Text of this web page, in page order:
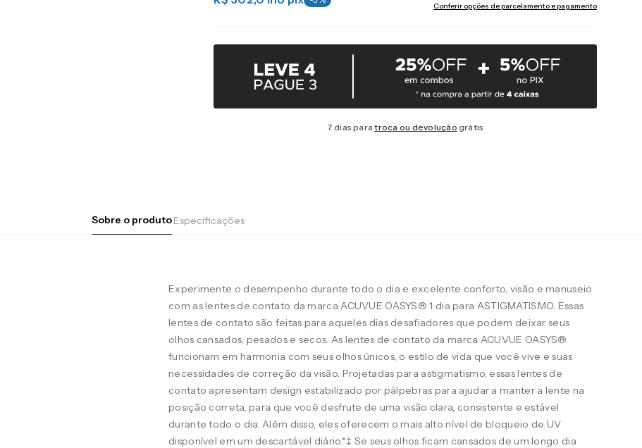
Conferir opções de parcelamento e pagamento
7 dias paratroca ou devolução grátis
Sobre o produtoEspecificações
Experimente o desempenho durante todo o dia e excelente conforto, visão e manuseio
com as lentes de contato da marca ACUVUE OASYS® 1 dia para ASTIGMATISMO. Essas
lentes de contato são feitas para aqueles dias desafiadores que podem deixar seus
olhos cansados, pesados e secos. As lentes de contato da marca ACUVUE OASYS®
funcionam em harmonia com seus olhos únicos, o estilo de vida que você vive e suas
necessidades de correção da visão. Projetadas para astigmatismo, essas lentes de
contato apresentam design estabilizado por pálpebras para ajudar a manter a lente na
posição correta, para que você desfrute de uma visão clara, consistente e estável
durante todo o dia. Além disso, eles oferecem o mais alto nível de bloqueio de UV
disponível em um descartável diário.*‡ Se seus olhos ficam cansados de um longo dia